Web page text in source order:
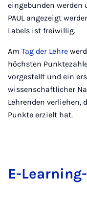
eingebunden werden
PAUL angezeigt
Labels ist freiwillig.
Am Tag der Lehre
höchsten
vorgestellt und ein
wissenschaftlicher
Lehrenden verliehen,
Punkte erzielt hat.
E-